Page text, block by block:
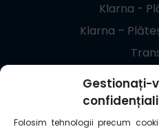
Gestionați-
Folosim tehnologii precum
Klarna -
Klarna –
+48 537